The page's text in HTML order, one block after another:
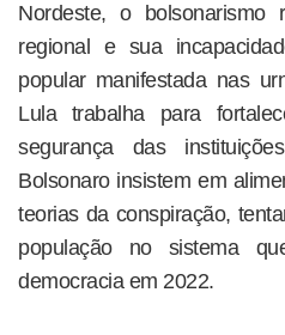
Nordeste, o bolsonarismo
regional e sua
popular manifestada nas
Lula trabalha para
segurança das
Bolsonaro insistem em
teorias da conspiração,
população no sistema
democracia em 2022.